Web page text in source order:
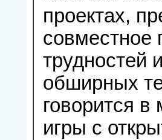
проектах,
совместное
трудностей
обширных
говорится в
игры с